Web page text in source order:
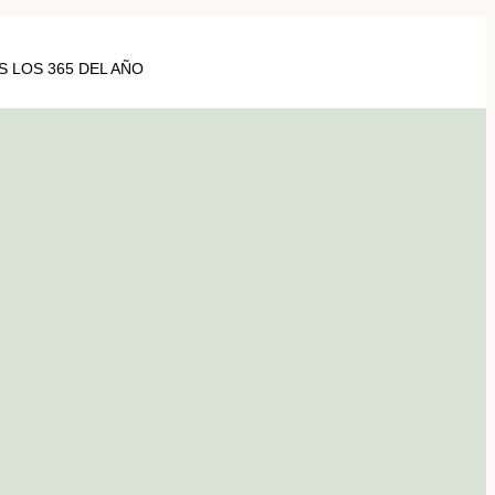
LOS 365 DEL AÑO